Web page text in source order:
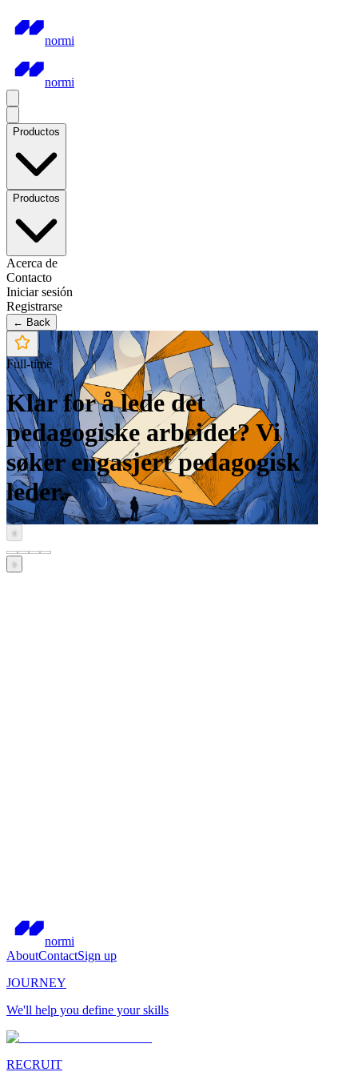
normi
normi
Productos
Productos
Acerca de
Contacto
Iniciar sesión
Registrarse
← Back
Full-time
Klar for å lede det
pedagogiske arbeidet? Vi
søker engasjert pedagogisk
leder.
‹
›
normi
AboutContactSign up
JOURNEY
We'll help you define your skills
RECRUIT